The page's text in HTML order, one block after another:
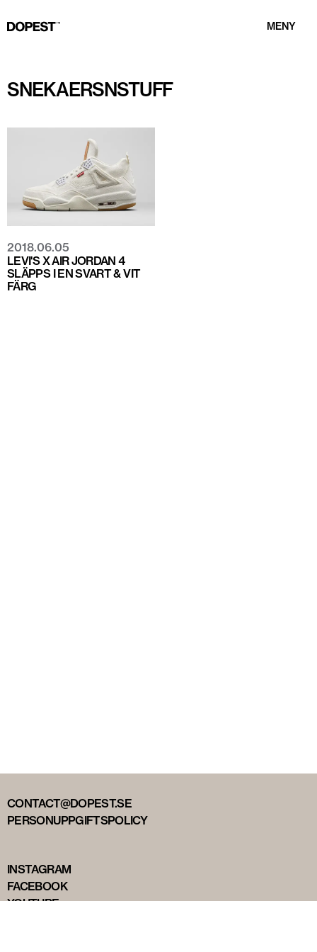
MENY
SNEKAERSNSTUFF
2018.06.05
LEVI'S X AIR JORDAN 4
SLÄPPS I EN SVART & VIT
FÄRG
CONTACT@DOPEST.SE
PERSONUPPGIFTSPOLICY
INSTAGRAM
FACEBOOK
YOUTUBE